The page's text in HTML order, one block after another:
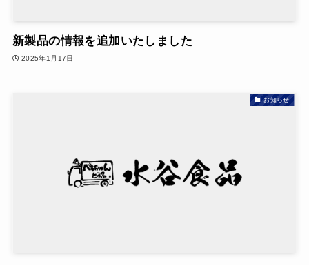
新製品の情報を追加いたしました
2025年1月17日
お知らせ